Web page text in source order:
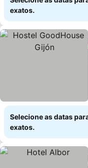
exatos.
Selecione as datas
exatos.